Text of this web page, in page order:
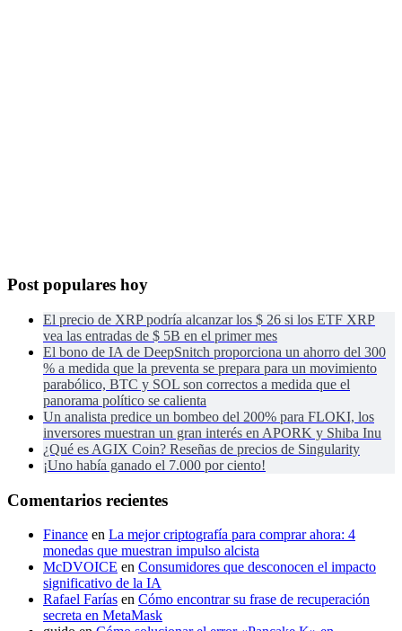
Post populares hoy
El precio de XRP podría alcanzar los $ 26 si los ETF XRP
vea las entradas de $ 5B en el primer mes
El bono de IA de DeepSnitch proporciona un ahorro del 300
% a medida que la preventa se prepara para un movimiento
parabólico, BTC y SOL son correctos a medida que el
panorama político se calienta
Un analista predice un bombeo del 200% para FLOKI, los
inversores muestran un gran interés en APORK y Shiba Inu
¿Qué es AGIX Coin? Reseñas de precios de Singularity
¡Uno había ganado el 7.000 por ciento!
Comentarios recientes
Finance en La mejor criptografía para comprar ahora: 4
monedas que muestran impulso alcista
McDVOICE en Consumidores que desconocen el impacto
significativo de la IA
Rafael Farías en Cómo encontrar su frase de recuperación
secreta en MetaMask